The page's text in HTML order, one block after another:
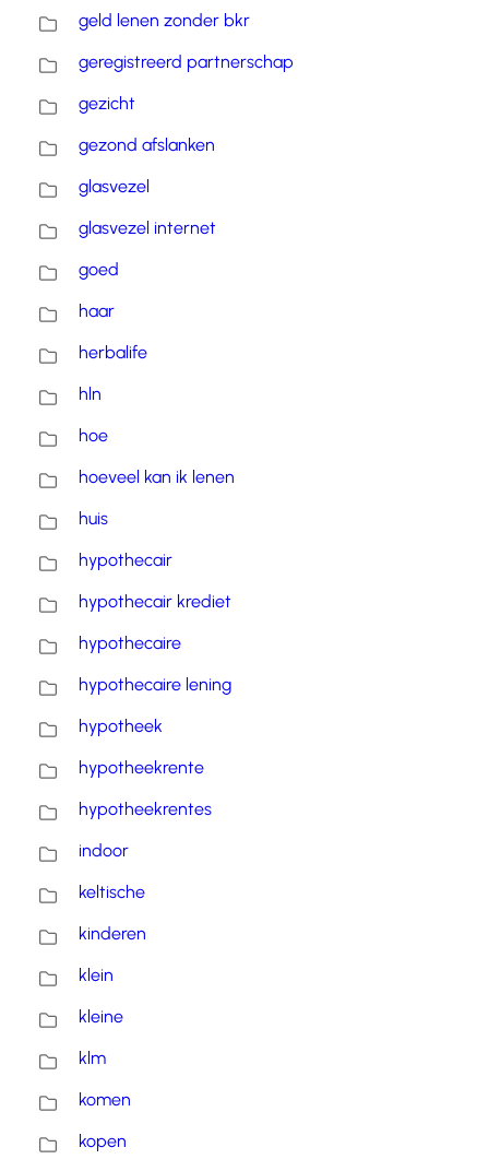
geld lenen zonder bkr
geregistreerd partnerschap
gezicht
gezond afslanken
glasvezel
glasvezel internet
goed
haar
herbalife
hln
hoe
hoeveel kan ik lenen
huis
hypothecair
hypothecair krediet
hypothecaire
hypothecaire lening
hypotheek
hypotheekrente
hypotheekrentes
indoor
keltische
kinderen
klein
kleine
klm
komen
kopen